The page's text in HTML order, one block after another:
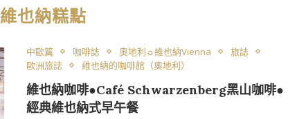
維也納糕點
中歐篇 咖啡誌 奧地利☼維也納Vienna
旅誌
歐洲旅誌
維也納的咖啡館（奧地利）
維也納咖啡●Café Schwarzenberg黑山咖啡●
經典維也納式早午餐